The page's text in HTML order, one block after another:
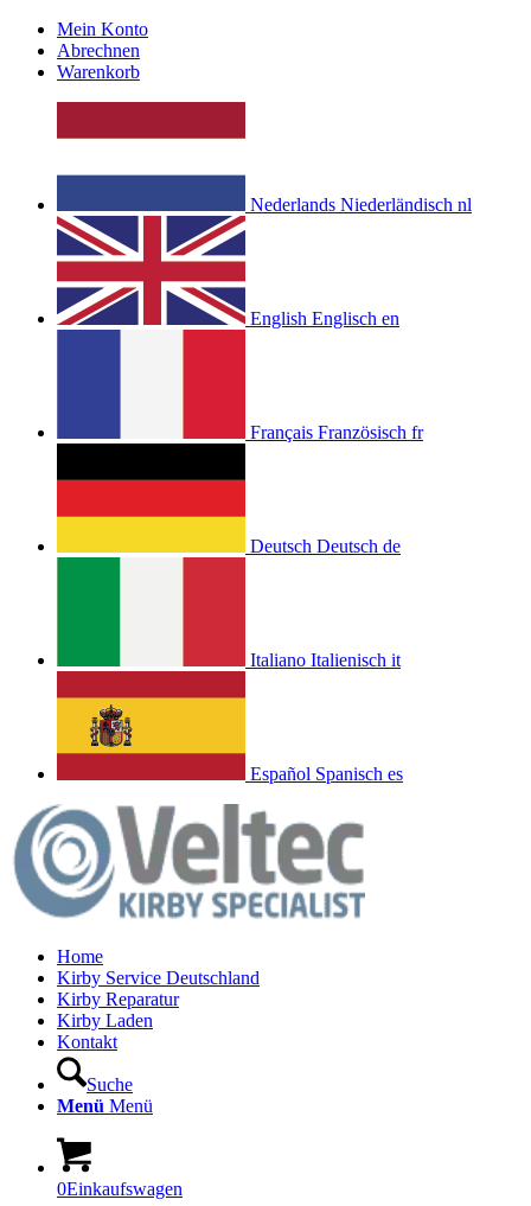
Mein Konto
Abrechnen
Warenkorb
Nederlands Niederländisch nl
English Englisch en
Français Französisch fr
Deutsch Deutsch de
Italiano Italienisch it
Español Spanisch es
Home
Kirby Service Deutschland
Kirby Reparatur
Kirby Laden
Kontakt
Suche
Menü Menü
0Einkaufswagen